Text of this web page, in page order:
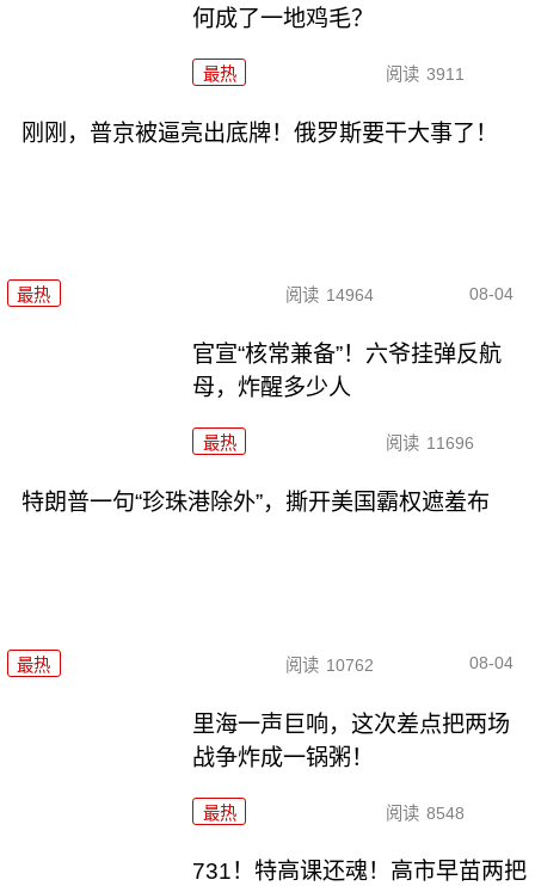
何成了一地鸡毛？
最热 阅读 3911
刚刚，普京被逼亮出底牌！俄罗斯要干大事了！
最热 阅读 14964 08-04
官宣“核常兼备”！六爷挂弹反航
母，炸醒多少人
最热 阅读 11696
特朗普一句“珍珠港除外”，撕开美国霸权遮羞布
最热 阅读 10762 08-04
里海一声巨响，这次差点把两场
战争炸成一锅粥！
最热 阅读 8548
731！特高课还魂！高市早苗两把